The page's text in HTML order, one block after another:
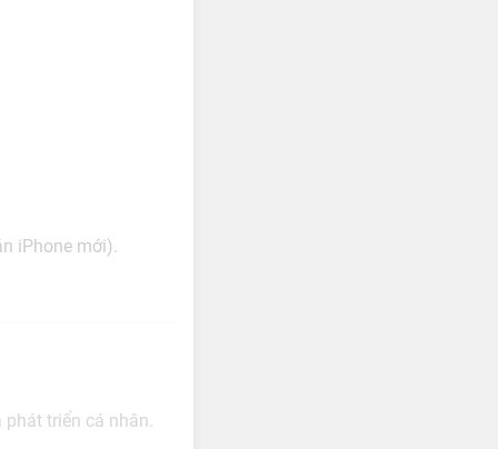
iPhone mới).
triển cá nhân.